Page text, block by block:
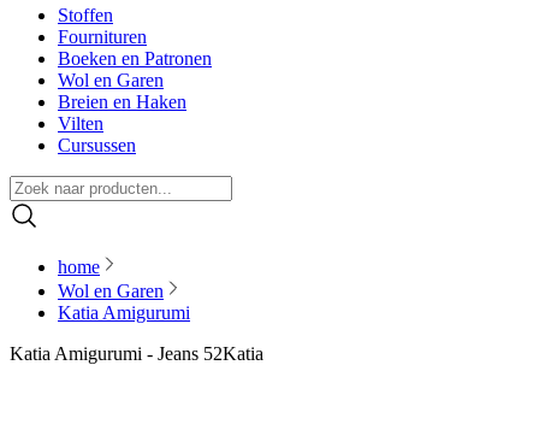
Stoffen
Fournituren
Boeken en Patronen
Wol en Garen
Breien en Haken
Vilten
Cursussen
home
Wol en Garen
Katia Amigurumi
Katia Amigurumi - Jeans 52Katia